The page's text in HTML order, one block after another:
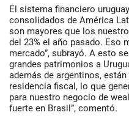
El sistema financiero
consolidados de América
son mayores que los
del 23% el año pasado. Eso
mercado”, subrayó. A esto
grandes patrimonios a
además de argentinos,
residencia fiscal, lo que
para nuestro negocio de
fuerte en Brasil”, comentó.